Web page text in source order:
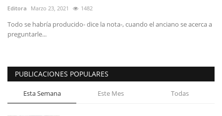
Editora Marzo 23, 2021 1482
Todo se habría producido- dice la nota-, cuando el anciano se acerca a
preguntarle...
PUBLICACIONES POPULARES
Esta Semana Este Mes Todas